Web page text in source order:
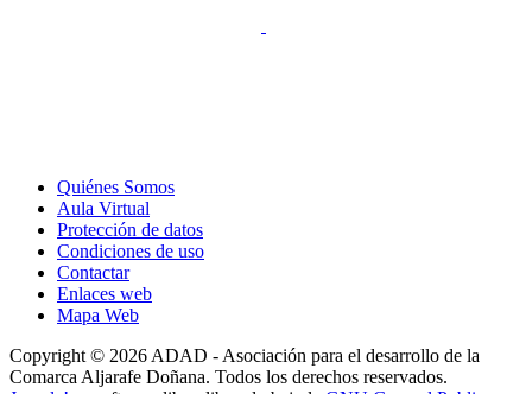
Quiénes Somos
Aula Virtual
Protección de datos
Condiciones de uso
Contactar
Enlaces web
Mapa Web
Copyright © 2026 ADAD - Asociación para el desarrollo de la
Comarca Aljarafe Doñana. Todos los derechos reservados.